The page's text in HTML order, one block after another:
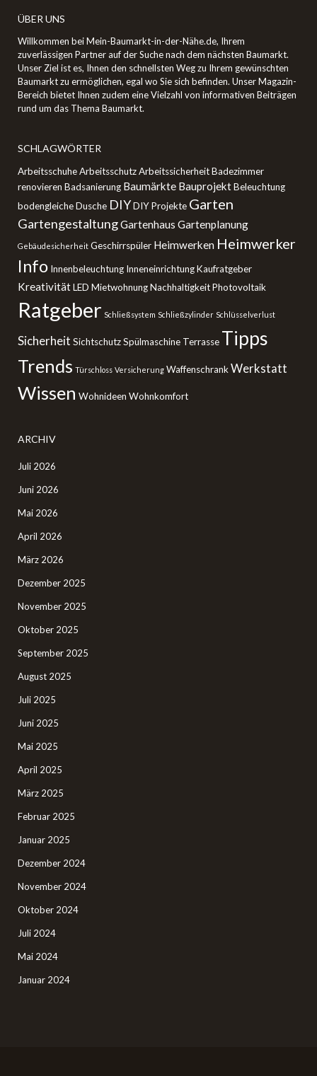
ÜBER UNS
Willkommen bei Mein-Baumarkt-in-der-Nähe.de, Ihrem
zuverlässigen Partner auf der Suche nach dem nächsten Baumarkt.
Unser Ziel ist es, Ihnen den schnellsten Weg zu Ihrem gewünschten
Baumarkt zu ermöglichen, egal wo Sie sich befinden. Unser Magazin-
Bereich bietet Ihnen zudem eine Vielzahl von informativen Beiträgen
rund um das Thema Baumarkt.
SCHLAGWÖRTER
ArbeitsschuheArbeitsschutzArbeitssicherheitBadezimmer
renovieren Badsanierung Baumärkte BauprojektBeleuchtung
bodengleiche Dusche DIYDIY Projekte Garten
GartengestaltungGartenhaus Gartenplanung
Gebäudesicherheit Geschirrspüler Heimwerken Heimwerker
Info Innenbeleuchtung InneneinrichtungKaufratgeber
KreativitätLED MietwohnungNachhaltigkeitPhotovoltaik
Ratgeber Schließsystem Schließzylinder Schlüsselverlust
Sicherheit SichtschutzSpülmaschine Terrasse Tipps
Trends Türschloss Versicherung WaffenschrankWerkstatt
Wissen Wohnideen Wohnkomfort
ARCHIV
Juli 2026
Juni 2026
Mai 2026
April 2026
März 2026
Dezember 2025
November 2025
Oktober 2025
September 2025
August 2025
Juli 2025
Juni 2025
Mai 2025
April 2025
März 2025
Februar 2025
Januar 2025
Dezember 2024
November 2024
Oktober 2024
Juli 2024
Mai 2024
Januar 2024